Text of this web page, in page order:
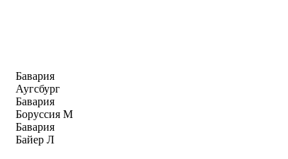
Бавария
Аугсбург
Бавария
Боруссия М
Бавария
Байер Л